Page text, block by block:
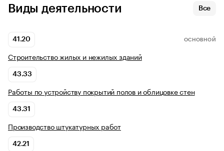
Виды деятельности Все
41.20 ОСНОВНОЙ
Строительство жилых и нежилых зданий
43.33
Работы по устройству покрытий полов и облицовке стен
43.31
Производство штукатурных работ
42.21